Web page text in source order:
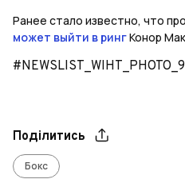
Ранее стало известно, что
может выйти в рингКонор
Поділитись
Бокс